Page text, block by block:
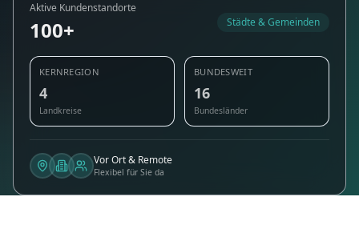
Aktive Kundenstandorte
100+ Städte & Gemeinden
KERNREGION
4
Landkreise
BUNDESWEIT
16
Bundesländer
Vor Ort & Remote
Flexibel für Sie da